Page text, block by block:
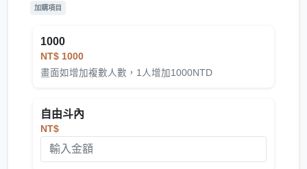
加購項目
1000
NT$ 1000
畫面如增加複數人數，1人增加1000NTD
自由斗內
NT$